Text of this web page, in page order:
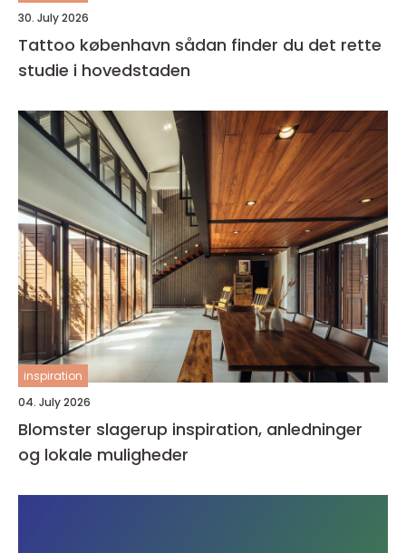
30. July 2026
Tattoo københavn sådan finder du det rette
studie i hovedstaden
inspiration
04. July 2026
Blomster slagerup inspiration, anledninger
og lokale muligheder